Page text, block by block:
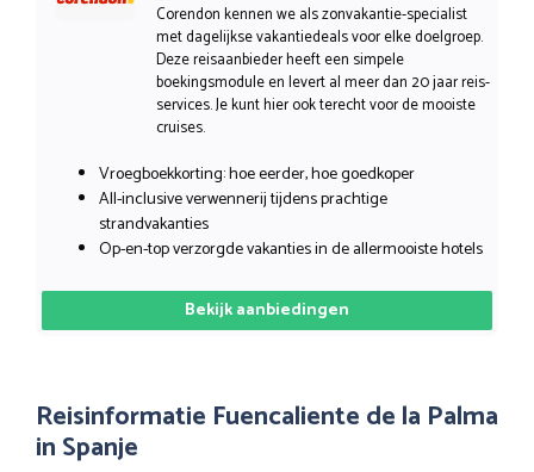
Corendon kennen we als zonvakantie-specialist
met dagelijkse vakantiedeals voor elke doelgroep.
Deze reisaanbieder heeft een simpele
boekingsmodule en levert al meer dan 20 jaar reis-
services. Je kunt hier ook terecht voor de mooiste
cruises.
Vroegboekkorting: hoe eerder, hoe goedkoper
All-inclusive verwennerij tijdens prachtige
strandvakanties
Op-en-top verzorgde vakanties in de allermooiste hotels
Bekijk aanbiedingen
Reisinformatie Fuencaliente de la Palma
in Spanje